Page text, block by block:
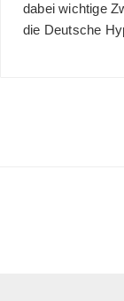
dabei wichtige
die Deutsche